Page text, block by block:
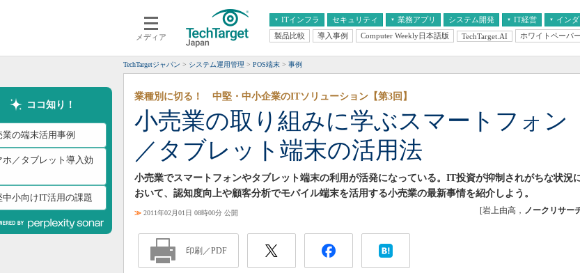
メディア
ITインフラ
クラウド
スマートモバイル
ネットワーク
システム運用管理
セキュリティ 業務アプリ
エンタープライズAI
ERP
CX
情報系システム
システム開発 IT経営
経営とIT
イン
医療IT
製品比較 導入事例 Computer Weekly日本語版 TechTarget.AI ホワイトペーパー
TechTargetジャパン システム運用管理 POS端末 事例
ココ知り！
業の端末活用事例
ホ／タブレット導入効
中小向けIT活用の課題
小売業の取り組みに学ぶスマートフォン
／タブレット端末の活用法
業種別に切る！ 中堅・中小企業のITソリューション【第3回】
小売業でスマートフォンやタブレット端末の利用が活発になっている。IT投資が抑制されがちな状況
おいて、認知度向上や顧客分析でモバイル端末を活用する小売業の最新事情を紹介しよう。
≫ 2011年02月01日 08時00分 公開 [岩上由高， ノークリサー
印刷／PDF